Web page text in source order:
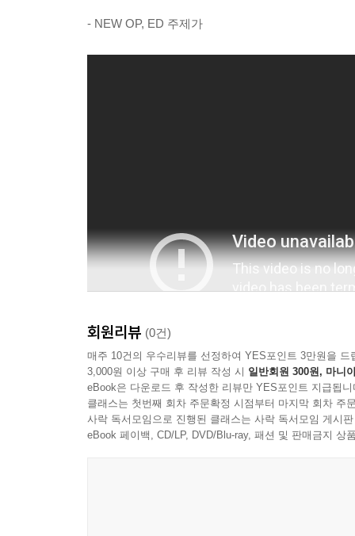
- NEW OP, ED 주제가
회원리뷰 (0건)
매주 10건의 우수리뷰를 선정하여 YES포인트 3만원을 드
3,000원 이상 구매 후 리뷰 작성 시 일반회원 300원, 마니
eBook은 다운로드 후 작성한 리뷰만 YES포인트 지급됩니
클래스는 첫번째 회차 주문확정 시점부터 마지막 회차 주
사락 독서모임으로 진행된 클래스는 사락 독서모임 게시
eBook 페이백, CD/LP, DVD/Blu-ray, 패션 및 판매금지 상